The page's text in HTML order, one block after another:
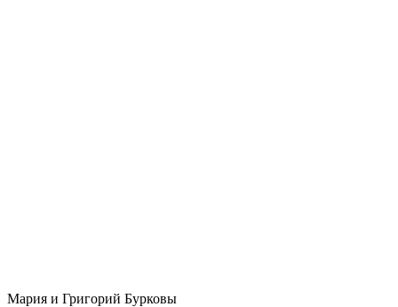
Мария и Григорий Бурковы